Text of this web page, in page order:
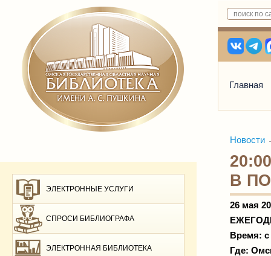
Главная
ЭЛЕКТРОННЫЕ УСЛУГИ
СПРОСИ БИБЛИОГРАФА
ЭЛЕКТРОННАЯ БИБЛИОТЕКА
Новости
В
26 мая
Время: с
Где: